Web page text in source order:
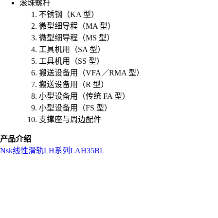
滚珠螺杆
不锈钢（KA 型）
微型细导程（MA 型）
微型细导程（MS 型）
工具机用（SA 型）
工具机用（SS 型）
搬送设备用（VFA／RMA 型）
搬送设备用（R 型）
小型设备用（传统 FA 型）
小型设备用（FS 型）
支撑座与周边配件
产品介绍
Nsk线性滑轨LH系列 LAH35BL